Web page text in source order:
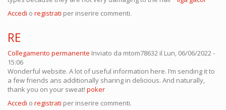
Accedi o registrati per inserire commenti.
RE
Collegamento permanente Inviato da mtom78632 il Lun, 06/06/2022 -
15:06
Wonderful website. A lot of useful information here. I’m sending it to
a few friends ans additionally sharing in delicious. And naturally,
thank you on your sweat! poker
Accedi o registrati per inserire commenti.